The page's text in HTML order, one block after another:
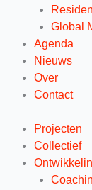
Global
Agenda
Nieuws
Over
Contact
Projecten
Collectief